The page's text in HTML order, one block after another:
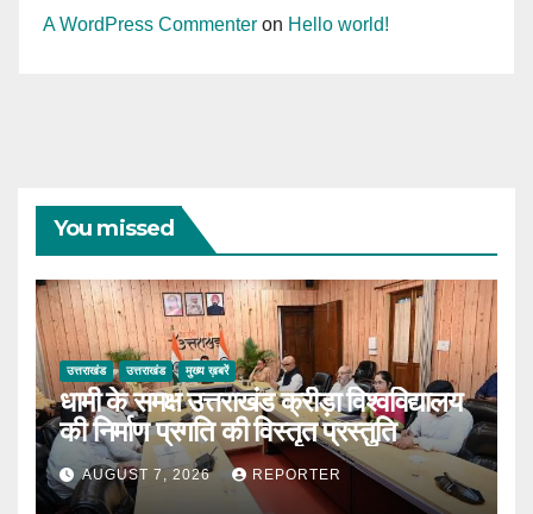
A WordPress Commenter on Hello world!
You missed
उत्तराखंड उत्तराखंड मुख्य ख़बरें
धामी के समक्ष उत्तराखंड क्रीड़ा विश्वविद्यालय
की निर्माण प्रगति की विस्तृत प्रस्तुति
AUGUST 7, 2026 REPORTER